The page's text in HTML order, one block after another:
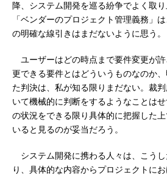
降、システム開発を巡る紛争でよく取
「ベンダーのプロジェクト管理義務」
の明確な線引きはまだないように思う。
ユーザーはどの時点まで要件変更が
更できる要件とはどういうものなのか
た判決は、私が知る限りまだない。裁
いて機械的に判断をするようなことは
の状況をできる限り具体的に把握した
いると見るのが妥当だろう。
システム開発に携わる人々は、こう
り、具体的な内容からプロジェクトに